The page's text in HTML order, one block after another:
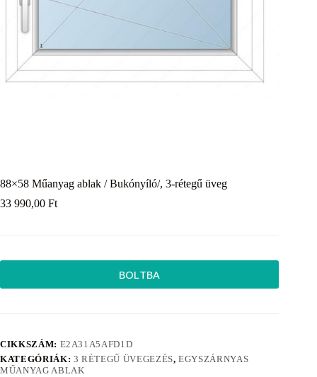
88×58 Műanyag ablak / Bukónyíló/, 3-rétegű üveg
33 990,00 Ft
BOLTBA
CIKKSZÁM: E2A31A5AFD1D
KATEGÓRIÁK: 3 RÉTEGŰ ÜVEGEZÉS,EGYSZÁRNYAS
MŰANYAG ABLAK